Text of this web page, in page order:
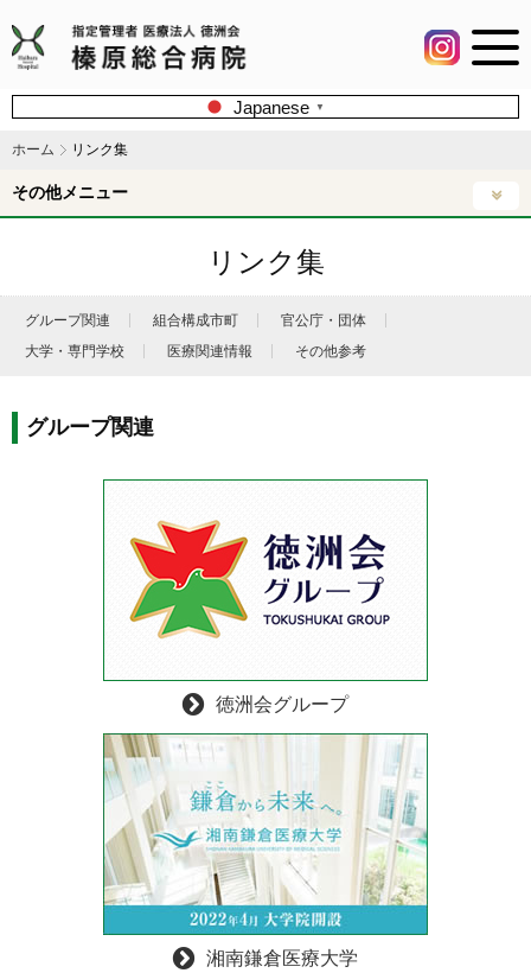
Japanese ▼
ホーム リンク集
リンク集
グループ関連 組合構成市町
官公庁・団体
大学・専門学校
医療関連情報 その他参考
グループ関連
徳洲会グループ
湘南鎌倉医療大学
その他メニュー